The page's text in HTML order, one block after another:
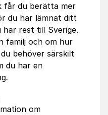
får du berätta mer
du har lämnat ditt
har rest till Sverige.
familj och om hur
behöver särskilt
du har en
om